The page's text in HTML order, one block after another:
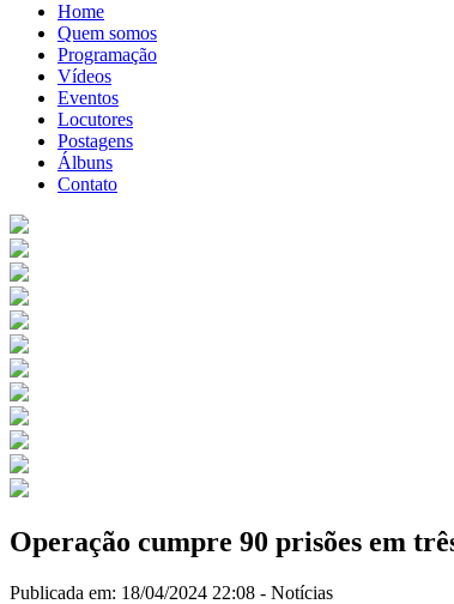
Home
Quem somos
Programação
Vídeos
Eventos
Locutores
Postagens
Álbuns
Contato
Operação cumpre 90 prisões em
Publicada em: 18/04/2024 22:08 - Notícias